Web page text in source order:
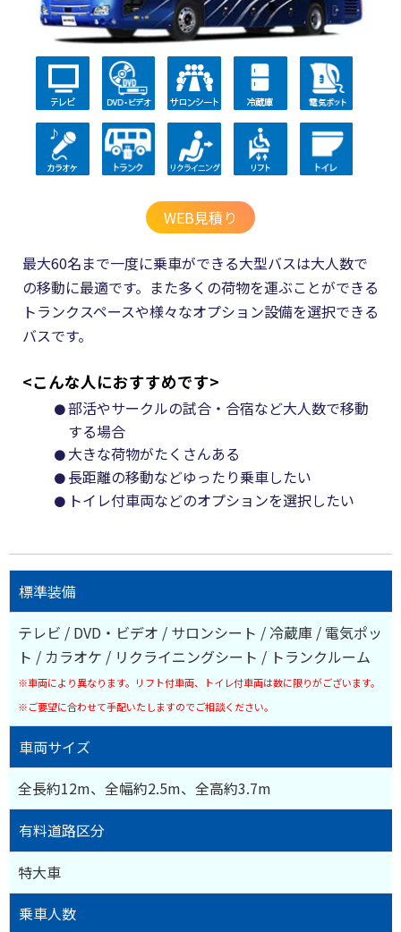
最大60名まで一度に乗車ができる大型バスは大人数で
の移動に最適です。また多くの荷物を運ぶことができる
トランクスペースや様々なオプション設備を選択できる
バスです。
<こんな人におすすめです>
部活やサークルの試合・合宿など大人数で移動
する場合
大きな荷物がたくさんある
長距離の移動などゆったり乗車したい
トイレ付車両などのオプションを選択したい
WEB見積り
標準装備
テレビ / DVD・ビデオ / サロンシート / 冷蔵庫 / 電気ポッ
ト / カラオケ / リクライニングシート / トランクルーム
※車両により異なります。リフト付車両、トイレ付車両は数に限りがございます。
※ご要望に合わせて手配いたしますのでご相談ください。
車両サイズ
全長約12m、全幅約2.5m、全高約3.7m
有料道路区分
特大車
乗車人数